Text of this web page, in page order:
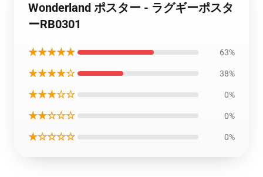
Wonderland ポスター - ラグギーポスタ
ーRB0301
★★★★★ 63%
★★★★☆ 38%
★★★☆☆ 0%
★★☆☆☆ 0%
★☆☆☆☆ 0%